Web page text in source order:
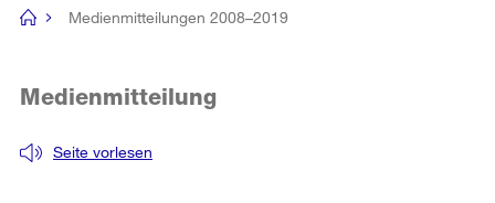
Navigation
[no
Medienmitteilungen 2008–2019
Seite vorlesen
Medienmitteilung